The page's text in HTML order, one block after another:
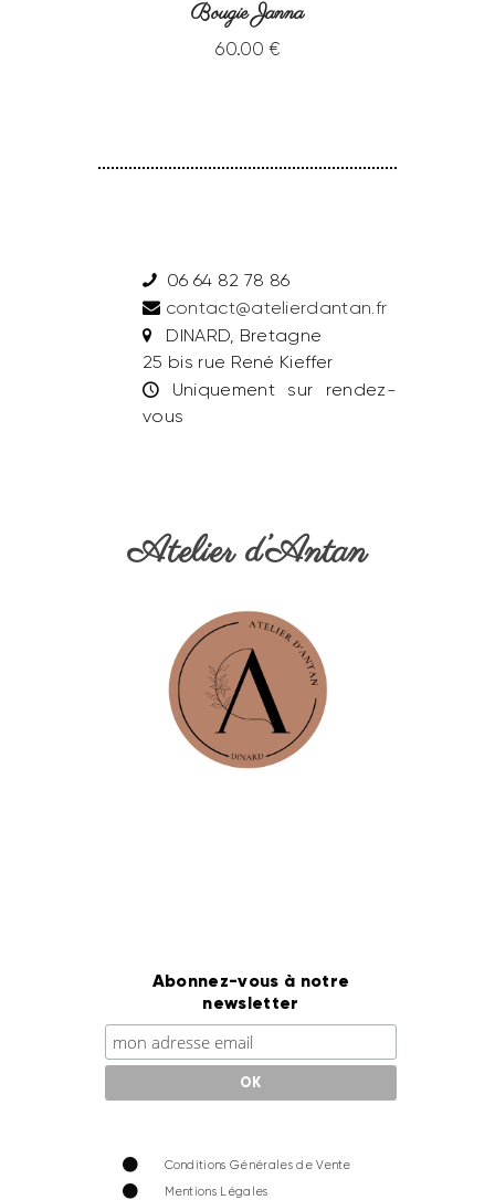
Bougie Janna
60.00 €
06 64 82 78 86
contact@atelierdantan.fr
DINARD, Bretagne
25 bis rue René Kieffer
Uniquement sur rendez-
vous
Atelier d’Antan
Abonnez-vous à notre
newsletter
Conditions Générales de Vente
Mentions Légales